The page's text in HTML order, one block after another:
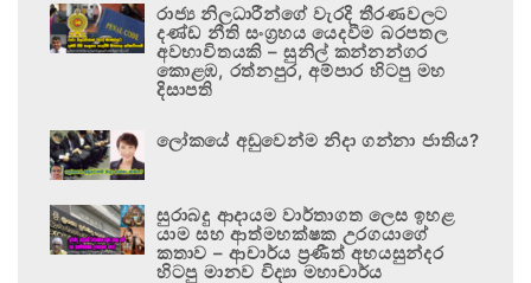
රාජ්‍ය නිලධාරීන්ගේ වැරදි තීරණවලට
දණ්ඩ නීති සංග්‍රහය යෙදවීම බරපතල
අවභාවිතයකි – සුනිල් කන්නන්ගර
කොළඹ, රත්නපුර, අම්පාර හිටපු මහ
දිසාපති
ලෝකයේ අඩුවෙන්ම නිදා ගන්නා ජාතිය?
සුරාබදු ආදායම වාර්තාගත ලෙස ඉහළ
යාම සහ ආත්මභක්ෂක උරගයාගේ
කතාව – ආචාර්ය ප්‍රණීත් අභයසුන්දර
හිටපු මානව විද්‍යා මහාචාර්ය